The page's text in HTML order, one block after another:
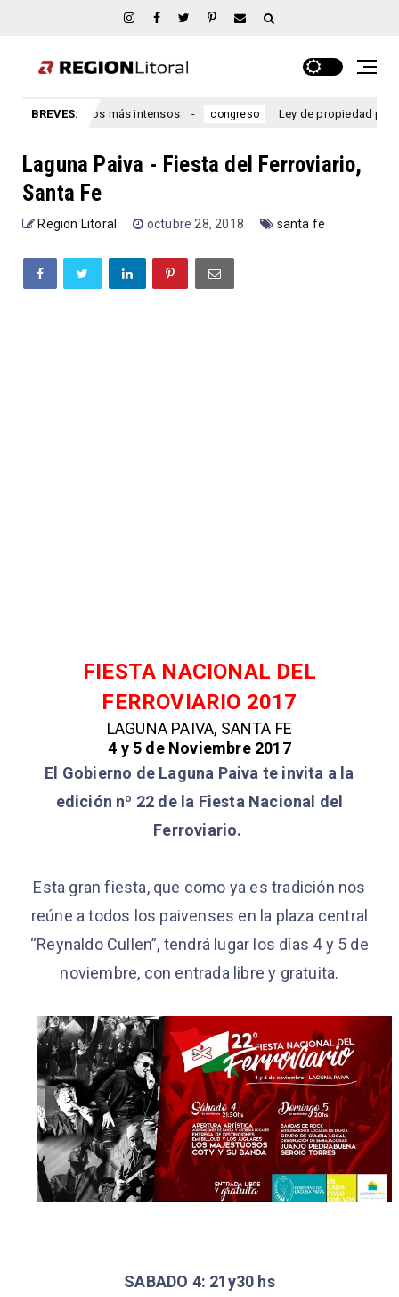
BREVES:
fenómenos más intensos congreso Ley de propiedad privada: el
Laguna Paiva - Fiesta del Ferroviario,
Santa Fe
Region Litoral octubre 28, 2018 santa fe
FIESTA NACIONAL DEL
FERROVIARIO 2017
LAGUNA PAIVA, SANTA FE
4 y 5 de Noviembre 2017
El Gobierno de Laguna Paiva te invita a la
edición nº 22 de la Fiesta Nacional del
Ferroviario.
Esta gran fiesta, que como ya es tradición nos
reúne a todos los paivenses en la plaza central
“Reynaldo Cullen”, tendrá lugar los días 4 y 5 de
noviembre, con entrada libre y gratuita.
SABADO 4: 21y30 hs